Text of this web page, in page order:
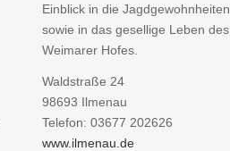
Einblick in die Jagdgewohnheiten
sowie in das gesellige Leben des
Weimarer Hofes.
Waldstraße 24
98693 Ilmenau
Telefon: 03677 202626
www.ilmenau.de